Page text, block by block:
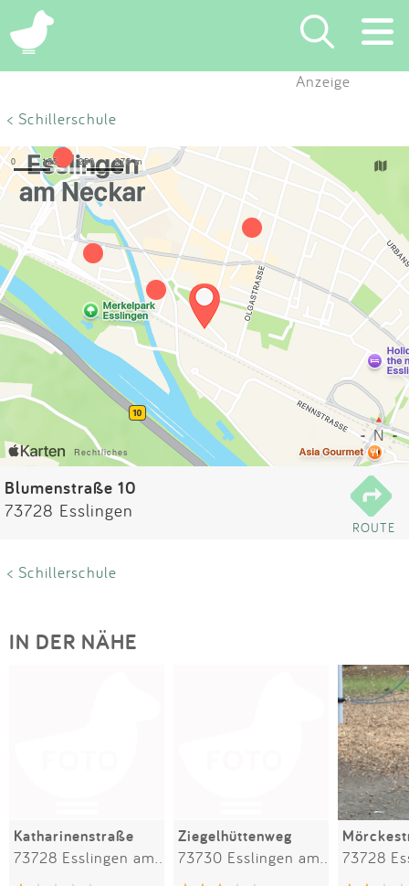
×
Eintragen
App
Blog
Partner
Kontakt
Impressum
Anzeige
< Schillerschule
Blumenstraße 10
73728 Esslingen
ROUTE
< Schillerschule
IN DER NÄHE
Katharinenstraße Ziegelhüttenweg